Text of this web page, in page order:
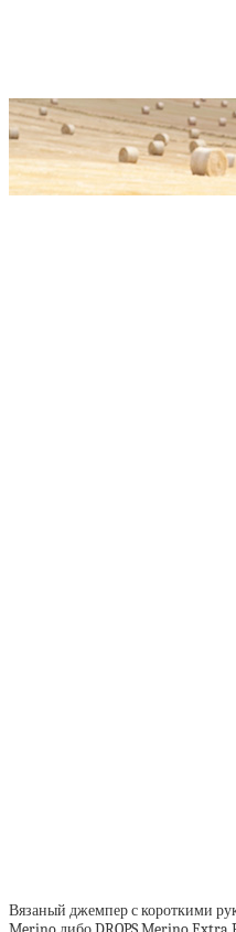
Вязаный джемпер с короткими